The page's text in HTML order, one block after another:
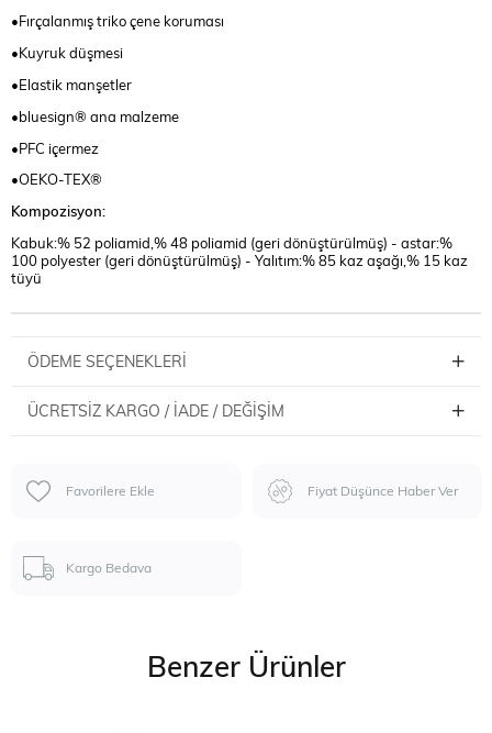
•Fırçalanmış triko çene koruması
•Kuyruk düşmesi
•Elastik manşetler
•bluesign® ana malzeme
•PFC içermez
•OEKO-TEX®
Kompozisyon:
Kabuk:% 52 poliamid,% 48 poliamid (geri dönüştürülmüş) - astar:%
100 polyester (geri dönüştürülmüş) - Yalıtım:% 85 kaz aşağı,% 15 kaz
tüyü
ÖDEME SEÇENEKLERI
ÜCRETSIZ KARGO / İADE / DEĞIŞIM
Favorilere Ekle Fiyat Düşünce Haber Ver
Kargo Bedava
Benzer Ürünler